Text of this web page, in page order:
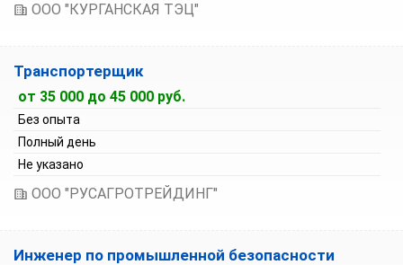
ООО "КУРГАНСКАЯ ТЭЦ"
Транспортерщик
от 35 000 до 45 000 руб.
Без опыта
Полный день
Не указано
ООО "РУСАГРОТРЕЙДИНГ"
Инженер по промышленной безопасности